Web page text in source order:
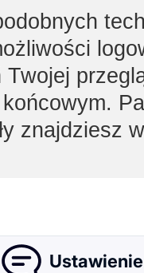
Twojej
znajdziesz